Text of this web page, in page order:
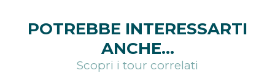
POTREBBE INTERESSARTI
ANCHE...
Scopri i tour correlati